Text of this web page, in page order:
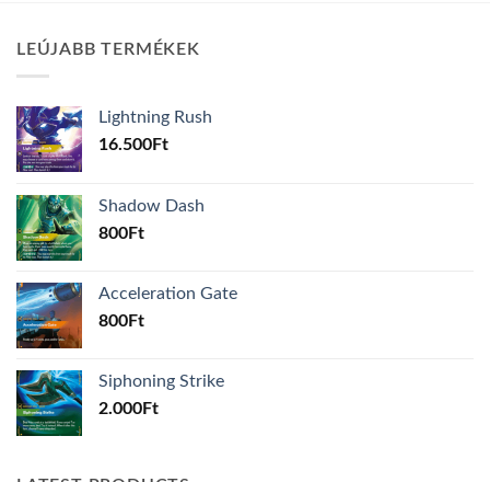
LEÚJABB TERMÉKEK
Lightning Rush
16.500Ft
Shadow Dash
800Ft
Acceleration Gate
800Ft
Siphoning Strike
2.000Ft